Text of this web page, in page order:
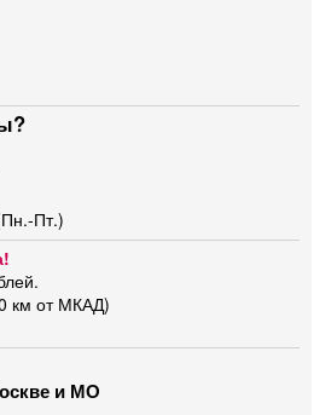
Пт.)
км от МКАД)
и МО